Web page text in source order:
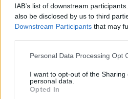
IAB’s list of downstream
also be disclosed by us to third
Downstream Participants that may
Personal Data Processing Opt
I want to opt-out of the Sharing
personal data.
Opted In
KEDVES OLVASÓNK!
A keresett cikk a portfolio.hu
tartozik, melynek olvasása
Az előfizetés a következőket